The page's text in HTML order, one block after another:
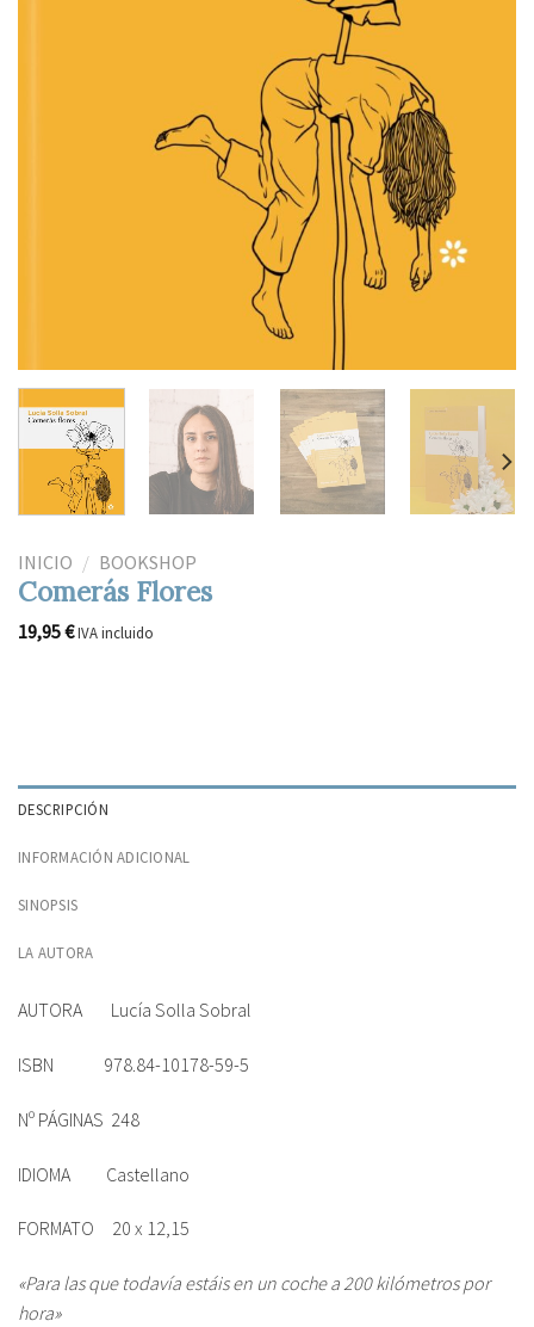
INICIO / BOOKSHOP
Comerás Flores
19,95€IVA incluido
DESCRIPCIÓN
INFORMACIÓN ADICIONAL
SINOPSIS
LA AUTORA
AUTORA Lucía Solla Sobral
ISBN 978.84-10178-59-5
Nº PÁGINAS 248
IDIOMA Castellano
FORMATO 20 x 12,15
«Para las que todavía estáis en un coche a 200 kilómetros por
hora»